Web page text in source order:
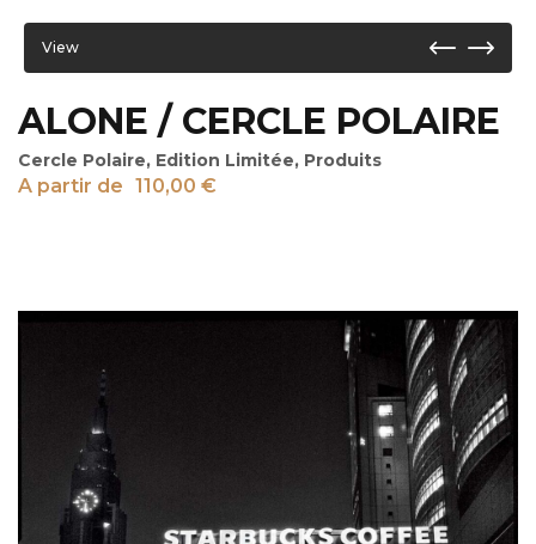
View
ALONE / CERCLE POLAIRE
Cercle Polaire, Edition Limitée, Produits
A partir de 110,00 €